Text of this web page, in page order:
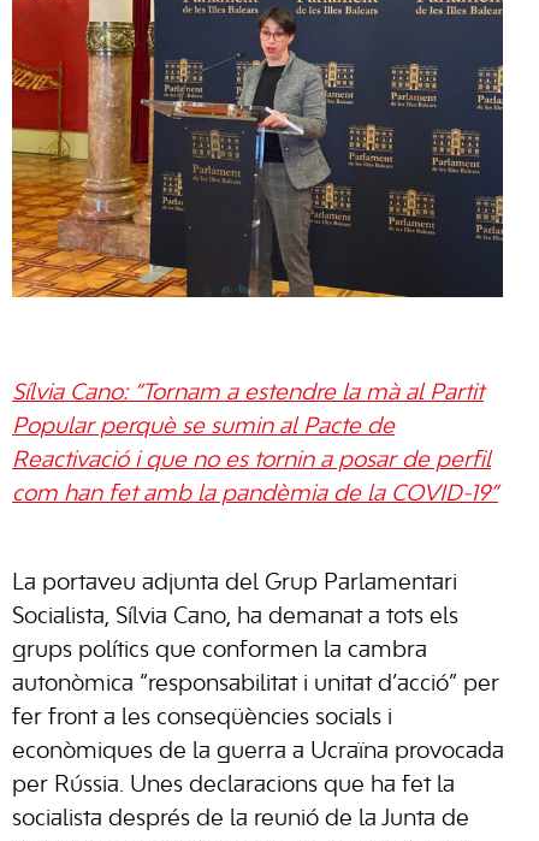
Sílvia Cano: “Tornam a estendre la mà al Partit
Popular perquè se sumin al Pacte de
Reactivació i que no es tornin a posar de perfil
com han fet amb la pandèmia de la COVID-19”
La portaveu adjunta del Grup Parlamentari
Socialista, Sílvia Cano, ha demanat a tots els
grups polítics que conformen la cambra
autonòmica “responsabilitat i unitat d’acció” per
fer front a les conseqüències socials i
econòmiques de la guerra a Ucraïna provocada
per Rússia. Unes declaracions que ha fet la
socialista després de la reunió de la Junta de